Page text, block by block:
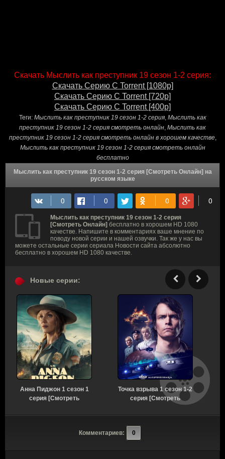
Скачать Мыслить как преступник 19 сезон 1-2 серия:
Скачать Серию С Torrent [1080p]
Скачать Серию С Torrent [720p]
Скачать Серию С Torrent [400p]
Теги: Мыслить как преступник 19 сезон 1-2 серия, Мыслить как
преступник 19 сезон 1-2 серия смотреть онлайн, Мыслить как
преступник 19 сезон 1-2 серия смотреть онлайн в хорошем качестве,
Мыслить как преступник 19 сезон 1-2 серия смотреть онлайн
бесплатно
Мыслить как преступник 19 сезон 1-2 серия [Смотреть Онлайн] на
русском языке
Мыслить как преступник 19 сезон 1-2 серия
[Смотреть Онлайн] бесплатно в хорошем HD 1080
качестве. Напишите в комментариях ваше мнение по
поводу новой серии и нашей озвучки. Так же у нас вы
можете остальные серии сериала Новости сайта абсолютно
бесплатно в хорошем HD 1080 качестве.
Новые серии:
Анна Пиджон 1 сезон 1
серия [Смотреть
Точка взрыва 1 сезон 1-2
серия [Смотреть
Комментариев: 0